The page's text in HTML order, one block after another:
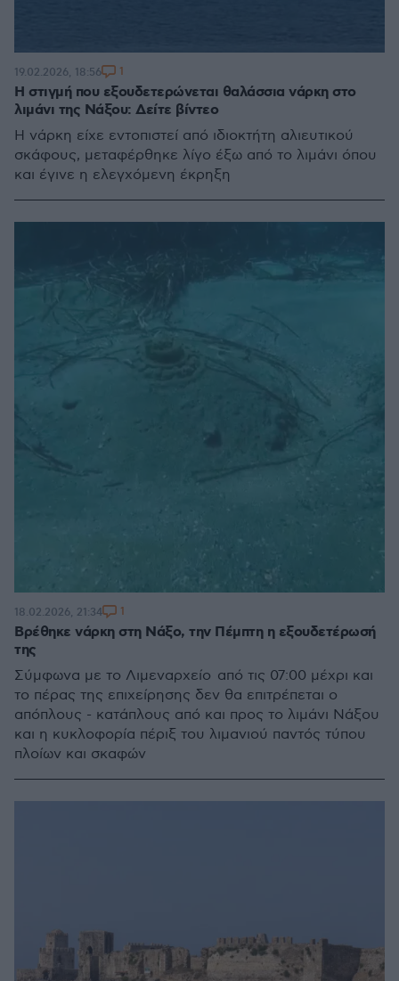
H στιγμή που εξουδετερώνεται θαλάσσια νάρκη στο
λιμάνι της Νάξου: Δείτε βίντεο
Η νάρκη είχε εντοπιστεί από ιδιοκτήτη αλιευτικού
σκάφους, μεταφέρθηκε λίγο έξω από το λιμάνι όπου
και έγινε η ελεγχόμενη έκρηξη
19.02.2026, 18:56 1
Βρέθηκε νάρκη στη Νάξο, την Πέμπτη η εξουδετέρωσή
της
Σύμφωνα με το Λιμεναρχείο από τις 07:00 μέχρι και
το πέρας της επιχείρησης δεν θα επιτρέπεται ο
απόπλους - κατάπλους από και προς το λιμάνι Νάξου
και η κυκλοφορία πέριξ του λιμανιού παντός τύπου
πλοίων και σκαφών
18.02.2026, 21:34 1